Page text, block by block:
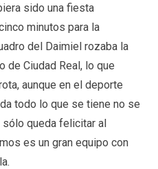
sido una fiesta
minutos para la
del Daimiel rozaba la
de Ciudad Real, lo que
aunque en el deporte
todo lo que se tiene no se
sólo queda felicitar al
es un gran equipo con